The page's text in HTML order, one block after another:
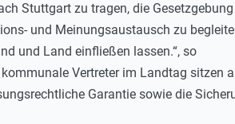
Stuttgart zu tragen, die
und Meinungsaustausch zu
und Land einfließen lassen.“, so
Vertreter im Landtag sitzen
Garantie sowie die